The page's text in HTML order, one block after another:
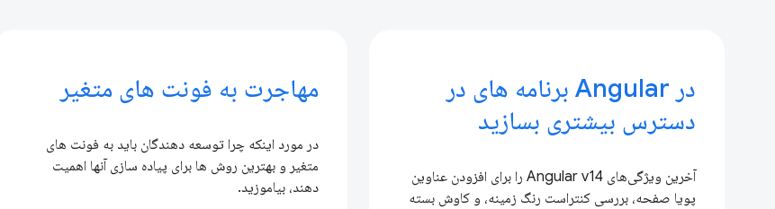
در Angular برنامه های در
دسترس بیشتری بسازید
آخرین ویژگی‌های Angular v14 را برای افزودن عناوین
پویا صفحه، بررسی کنتراست رنگ زمینه، و کاوش بسته
مهاجرت به فونت های متغیر
در مورد اینکه چرا توسعه دهندگان باید به فونت های
متغیر و بهترین روش ها برای پیاده سازی آنها اهمیت
دهند، بیاموزید.